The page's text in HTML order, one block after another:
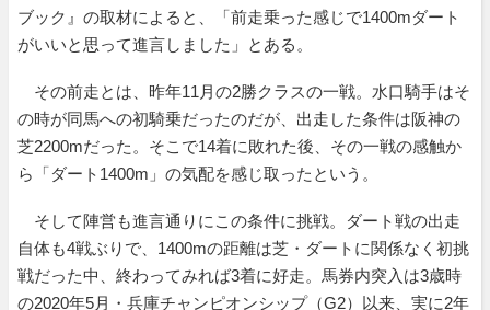
ブック』の取材によると、「前走乗った感じで1400mダート
がいいと思って進言しました」とある。
その前走とは、昨年11月の2勝クラスの一戦。水口騎手はそ
の時が同馬への初騎乗だったのだが、出走した条件は阪神の
芝2200mだった。そこで14着に敗れた後、その一戦の感触か
ら「ダート1400m」の気配を感じ取ったという。
そして陣営も進言通りにこの条件に挑戦。ダート戦の出走
自体も4戦ぶりで、1400mの距離は芝・ダートに関係なく初挑
戦だった中、終わってみれば3着に好走。馬券内突入は3歳時
の2020年5月・兵庫チャンピオンシップ（G2）以来、実に2年